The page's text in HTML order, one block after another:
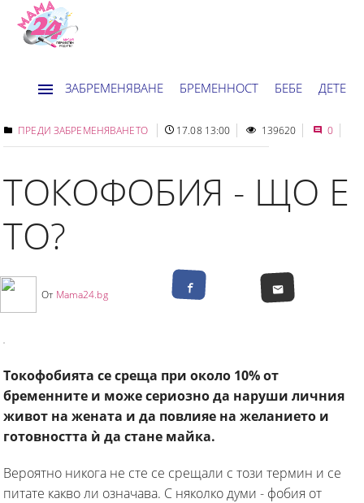
ЗАБРЕМЕНЯВАНЕ БРЕМЕННОСТ БЕБЕ ДЕТЕ
ДОМ НОВИНИ ХОРОСКОП
ПРЕДИ ЗАБРЕМЕНЯВАНЕТО 17.08 13:00 139620 0
ТОКОФОБИЯ - ЩО Е
ТО?
От Mama24.bg
Токофобията се среща при около 10% от
бременните и може сериозно да наруши личния
живот на жената и да повлияе на желанието и
готовността ѝ да стане майка.
Вероятно никога не сте се срещали с този термин и се
питате какво ли означава. С няколко думи - фобия от